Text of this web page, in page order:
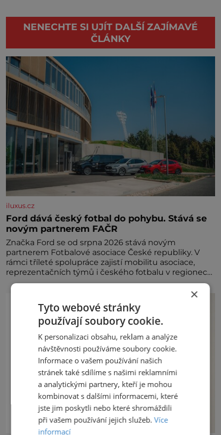
NENECHTE SI UJÍT DALŠÍ ZAJÍMAVÉ
ČLÁNKY
iluxus.cz
Ford dává český fotbal do pohybu. Stává se
novým partnerem FAČR
Značka Ford se od srpna 2026 stává novým
partnerem Fotbalové asociace České republiky. V
rámci tříleté spolupráce zajistí mobilitu asociace,
reprezentačních týmů i českého fotbalu v regionech.
Partner
×
Tyto webové stránky
používají soubory cookie.
K personalizaci obsahu, reklam a analýze
návštěvnosti používáme soubory cookie.
Informace o vašem používání našich
stránek také sdílíme s našimi reklamními
a analytickými partnery, kteří je mohou
kombinovat s dalšími informacemi, které
jste jim poskytli nebo které shromáždili
při vašem používání jejich služeb.Více
informací